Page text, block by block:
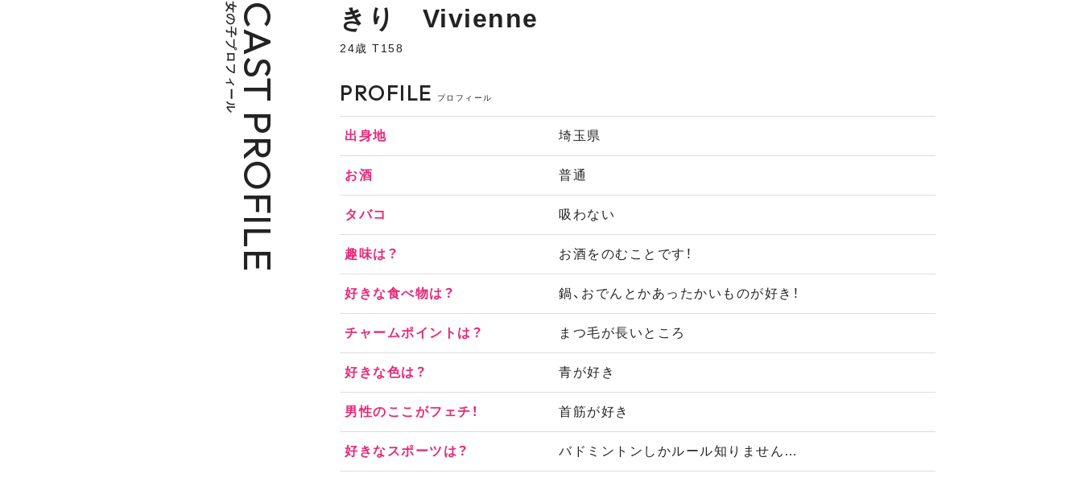
CAST PROFILE
女の子プロフィール きり Vivienne
24歳 T158
PROFILE プロフィール
出身地 埼玉県
お酒 普通
タバコ 吸わない
趣味は？ お酒をのむことです！
好きな食べ物は？ 鍋、おでんとかあったかいものが好き！
チャームポイントは？ まつ毛が長いところ
好きな色は？ 青が好き
男性のここがフェチ！ 首筋が好き
好きなスポーツは？ バドミントンしかルール知りません…